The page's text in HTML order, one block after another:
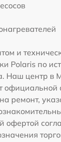
и
Polaris по
Наш центр в
официальной
ремонт,
офертой